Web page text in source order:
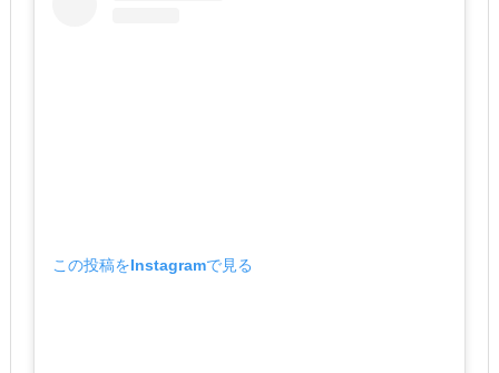
この投稿をInstagramで見る